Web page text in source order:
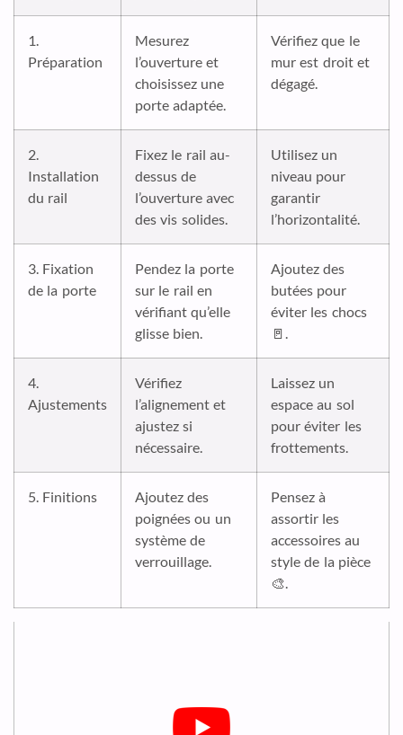
1.
Préparation
Mesurez
l’ouverture et
choisissez une
porte adaptée.
Vérifiez que le
mur est droit et
dégagé.
2.
Installation
du rail
Fixez le rail au-
dessus de
l’ouverture avec
des vis solides.
Utilisez un
niveau pour
garantir
l’horizontalité.
3. Fixation
de la porte
Pendez la porte
sur le rail en
vérifiant qu’elle
glisse bien.
Ajoutez des
butées pour
éviter les chocs
🚪.
4.
Ajustements
Vérifiez
l’alignement et
ajustez si
nécessaire.
Laissez un
espace au sol
pour éviter les
frottements.
5. Finitions
Ajoutez des
poignées ou un
système de
verrouillage.
Pensez à
assortir les
accessoires au
style de la pièce
🎨.